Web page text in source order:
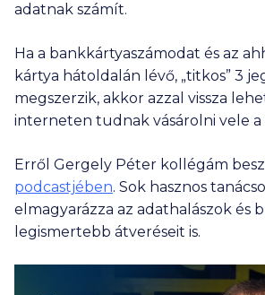
adatnak számít.
Ha a bankkártyaszámodat és az
kártya hátoldalán lévő, „titkos” 3
megszerzik, akkor azzal vissza
interneten tudnak vásárolni vele a
Erről Gergely Péter kollégám
podcastjében. Sok hasznos
elmagyarázza az adathalászok és
legismertebb átveréseit is.